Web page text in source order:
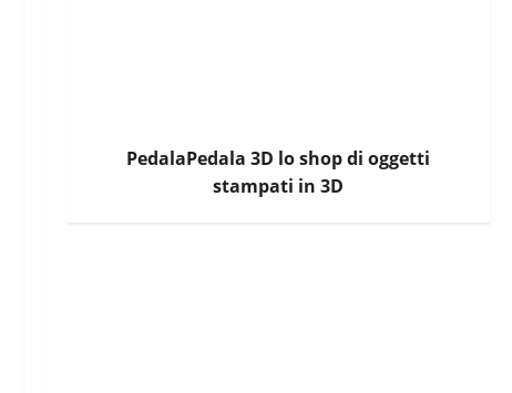
PedalaPedala 3D lo shop di oggetti
stampati in 3D